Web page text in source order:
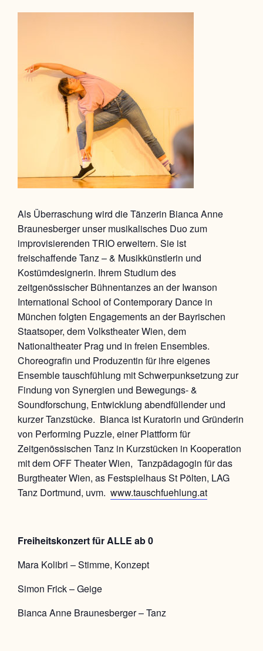
Als Überraschung wird die Tänzerin Bianca Anne
Braunesberger unser musikalisches Duo zum
improvisierenden TRIO erweitern. Sie ist
freischaffende Tanz – & Musikkünstlerin und
Kostümdesignerin. Ihrem Studium des
zeitgenössischer Bühnentanzes an der Iwanson
International School of Contemporary Dance in
München folgten Engagements an der Bayrischen
Staatsoper, dem Volkstheater Wien, dem
Nationaltheater Prag und in freien Ensembles.
Choreografin und Produzentin für ihre eigenes
Ensemble tauschfühlung mit Schwerpunksetzung zur
Findung von Synergien und Bewegungs- &
Soundforschung, Entwicklung abendfüllender und
kurzer Tanzstücke. Bianca ist Kuratorin und Gründerin
von Performing Puzzle, einer Plattform für
Zeitgenössischen Tanz in Kurzstücken in Kooperation
mit dem OFF Theater Wien, Tanzpädagogin für das
Burgtheater Wien, as Festspielhaus St Pölten, LAG
Tanz Dortmund, uvm. www.tauschfuehlung.at
Freiheitskonzert für ALLE ab 0
Mara Kolibri – Stimme, Konzept
Simon Frick – Geige
Bianca Anne Braunesberger – Tanz